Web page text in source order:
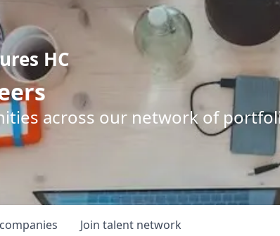
HC
across our network of
companies Join talent network